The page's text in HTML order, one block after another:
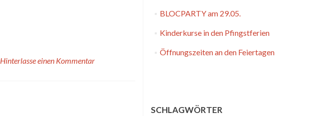
Hinterlasse einen Kommentar
BLOCPARTY am 29.05.
Kinderkurse in den Pfingstferien
Öffnungszeiten an den Feiertagen
SCHLAGWÖRTER